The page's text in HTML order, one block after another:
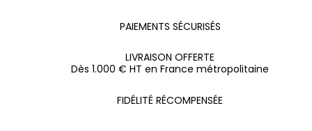
PAIEMENTS SÉCURISÉS
LIVRAISON OFFERTE
Dès 1.000 € HT en France métropolitaine
FIDÉLITÉ RÉCOMPENSÉE